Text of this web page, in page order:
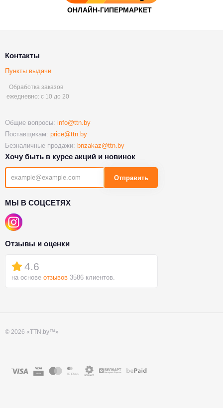
Контакты
Пункты выдачи
Обработка заказов
ежедневно: с 10 до 20
Общие вопросы: info@ttn.by
Поставщикам: price@ttn.by
Безналичные продажи: bnzakaz@ttn.by
Хочу быть в курсе акций и новинок
Отправить
МЫ В СОЦСЕТЯХ
Отзывы и оценки
4.6
на основе отзывов 3586 клиентов.
© 2026 «TTN.by™»